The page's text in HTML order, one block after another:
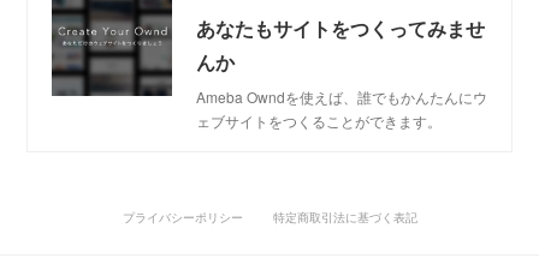
あなたもサイトをつくってみませ
んか
Ameba Owndを使えば、誰でもかんたんにウ
ェブサイトをつくることができます。
プライバシーポリシー 特定商取引法に基づく表記